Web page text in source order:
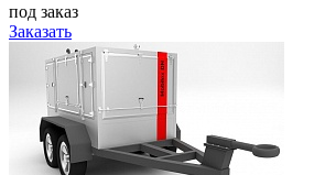
под заказ
Заказать